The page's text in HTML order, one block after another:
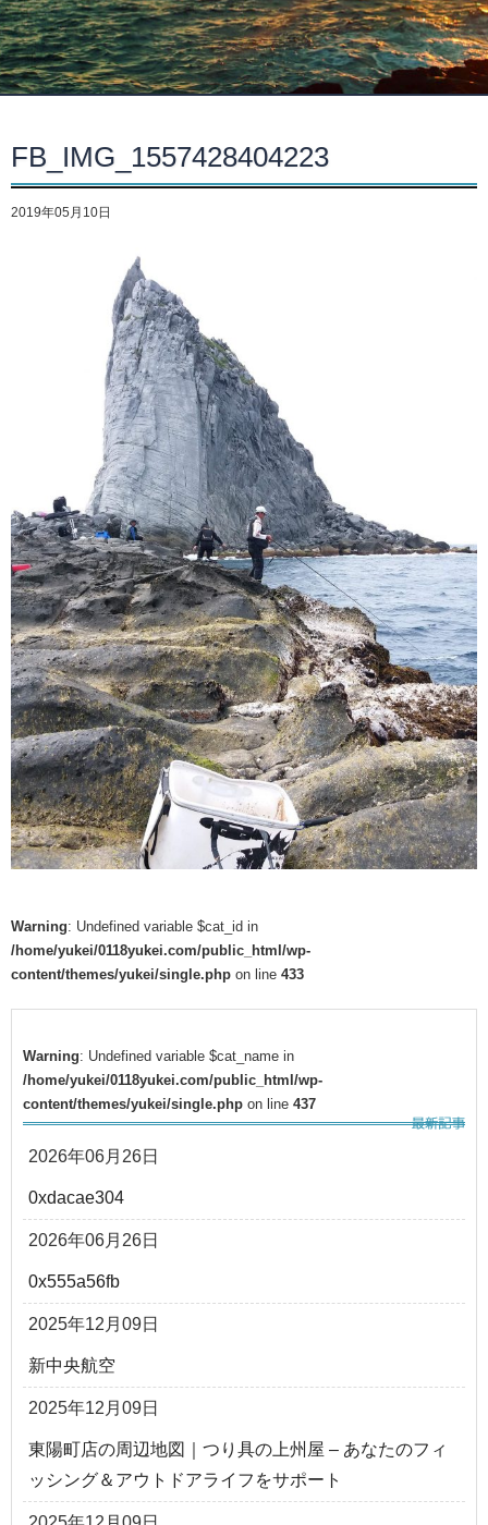
FB_IMG_1557428404223
2019年05月10日
Warning: Undefined variable $cat_id in
/home/yukei/0118yukei.com/public_html/wp-
content/themes/yukei/single.php on line 433
Warning: Undefined variable $cat_name in
/home/yukei/0118yukei.com/public_html/wp-
content/themes/yukei/single.php on line 437
2026年06月26日
0xdacae304
2026年06月26日
0x555a56fb
2025年12月09日
新中央航空
2025年12月09日
東陽町店の周辺地図｜つり具の上州屋 – あなたのフィ
ッシング＆アウトドアライフをサポート